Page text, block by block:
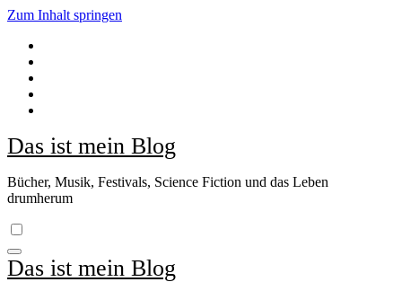
Zum Inhalt springen
Das ist mein Blog
Bücher, Musik, Festivals, Science Fiction und das Leben
drumherum
Das ist mein Blog